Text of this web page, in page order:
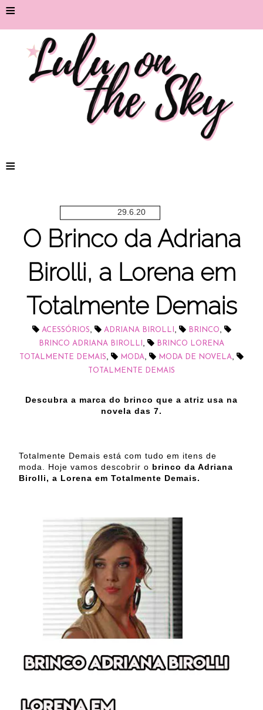
≡
≡
29.6.20
O Brinco da Adriana
Birolli, a Lorena em
Totalmente Demais
ACESSÓRIOS, ADRIANA BIROLLI , BRINCO,
BRINCO ADRIANA BIROLLI ,
BRINCO LORENA
TOTALMENTE DEMAIS, MODA, MODA DE NOVELA,
TOTALMENTE DEMAIS
Descubra a marca do brinco que a atriz usa na
novela das 7.
Totalmente Demais está com tudo em itens de
moda. Hoje vamos descobrir o brinco da Adriana
Birolli, a Lorena em Totalmente Demais.